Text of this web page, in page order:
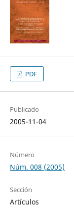
PDF
Publicado
2005-11-04
Número
Núm. 008 (2005)
Sección
Artículos